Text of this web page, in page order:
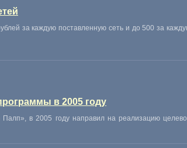
за каждую поставленную сеть и до 500 за
в 2005 году
в 2005 году направил на реализацию